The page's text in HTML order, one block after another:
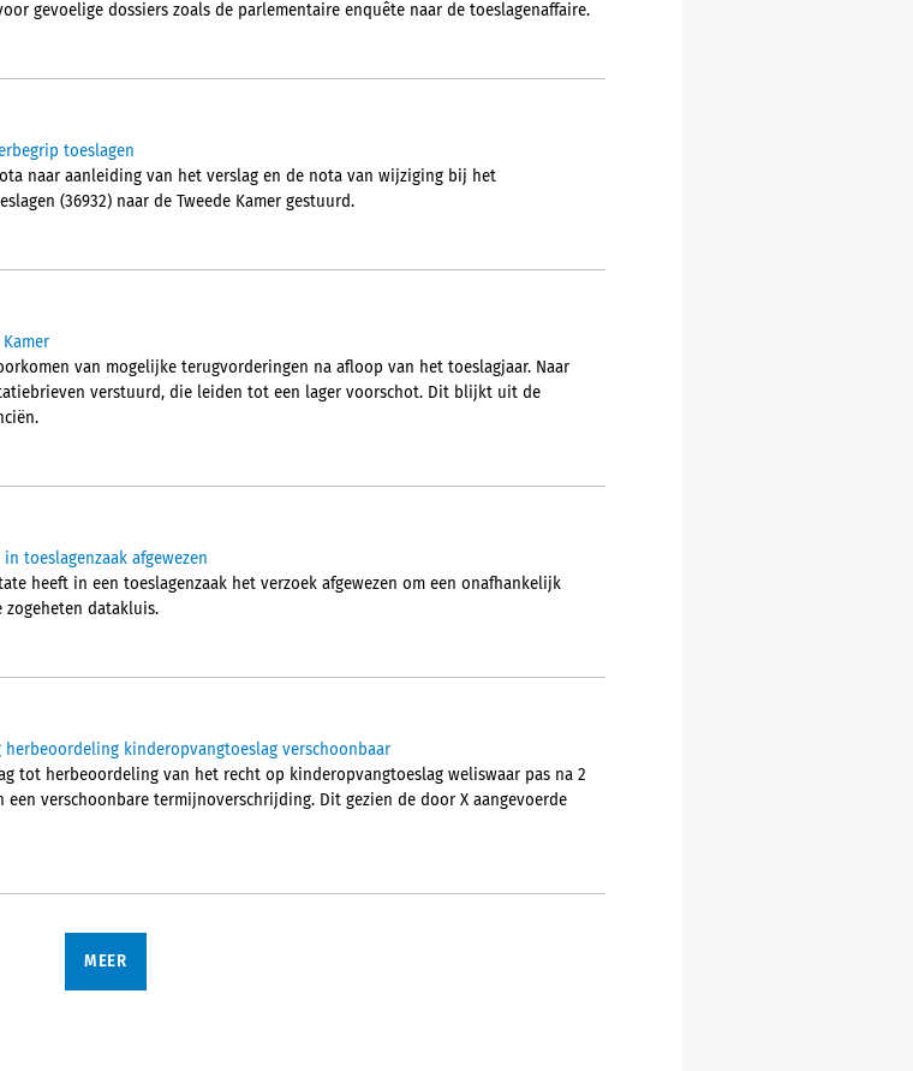
gevoelige dossiers zoals de parlementaire enquête naar de toeslagenaffaire.
toeslagen
naar aanleiding van het verslag en de nota van wijziging bij het
(36932) naar de Tweede Kamer gestuurd.
van mogelijke terugvorderingen na afloop van het toeslagjaar. Naar
verstuurd, die leiden tot een lager voorschot. Dit blijkt uit de
toeslagenzaak afgewezen
heeft in een toeslagenzaak het verzoek afgewezen om een onafhankelijk
datakluis.
kinderopvangtoeslag verschoonbaar
tot herbeoordeling van het recht op kinderopvangtoeslag weliswaar pas na 2
verschoonbare termijnoverschrijding. Dit gezien de door X aangevoerde
MEER